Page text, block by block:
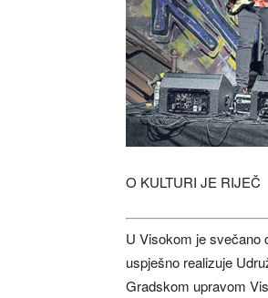
O KULTURI JE RIJEČ
U Visokom je svečano
uspješno realizuje
Gradskom upravom